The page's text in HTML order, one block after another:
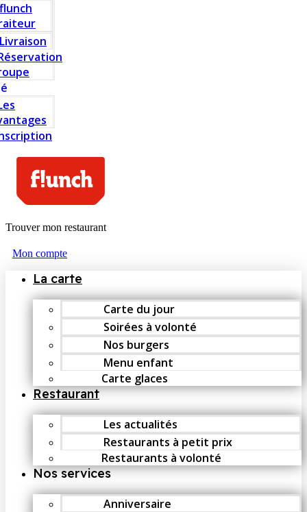
flunch
Livraison
Trouver mon restaurant
Mon compte
La carte
Carte du jour
Soirées à volonté
Nos burgers
Menu enfant
Carte glaces
Restaurant
Les actualités
Restaurants à petit prix
Restaurants à volonté
Nos services
Anniversaire